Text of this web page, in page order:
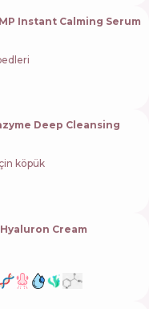
Instant Calming Serum
Deep Cleansing
köpük
Cream